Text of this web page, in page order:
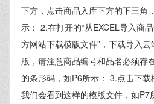
下方，点击商品入库下方的下三角
示： 2.在打开的“从EXCEL导入商
方网站下载模版文件”，下载导入
版，请注意商品编号和品名必须存
的条形码，如P6所示： 3.点击下载
我们会看到这样的模版文件，如